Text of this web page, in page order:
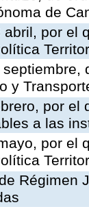
de
por el
y
por
a las
por el
Régimen